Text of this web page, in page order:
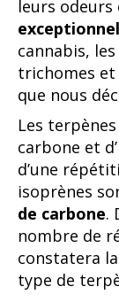
leurs odeurs
cannabis,
trichomes
que nous
Les
carbone et
d’une
isoprènes
de carbone.
nombre de
constatera
type de